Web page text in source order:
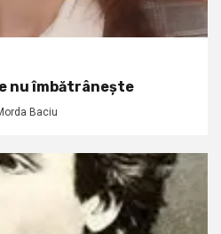
nu îmbătrânește
Baciu